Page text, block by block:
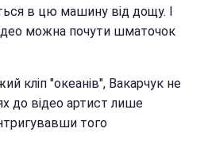
в цю машину від дощу. І
можна почути шматочок
кліп "океанів", Вакарчук не
до відео артист лише
того